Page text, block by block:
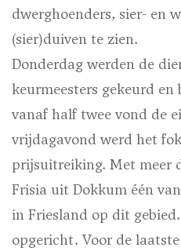
dwerghoenders, sier- en
(sier)duiven te zien.
Donderdag werden de
keurmeesters gekeurd en
vanaf half twee vond de
vrijdagavond werd het
prijsuitreiking. Met meer
Frisia uit Dokkum één
in Friesland op dit
opgericht. Voor de